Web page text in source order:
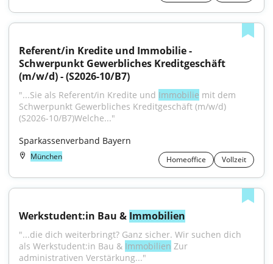
Referent/in Kredite und Immobilie -
Schwerpunkt Gewerbliches Kreditgeschäft
(m/w/d) - (S2026-10/B7)
"...Sie als Referent/in Kredite und Immobilie mit dem
Schwerpunkt Gewerbliches Kreditgeschäft (m/w/d)
(S2026-10/B7)Welche..."
Sparkassenverband Bayern
München Homeoffice Vollzeit
Werkstudent:in Bau & Immobilien
"...die dich weiterbringt? Ganz sicher. Wir suchen dich
als Werkstudent:in Bau & Immobilien Zur
administrativen Verstärkung..."